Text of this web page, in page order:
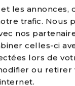
les annonces,
trafic. Nous
nos
celles-ci
lors de
ou retirer